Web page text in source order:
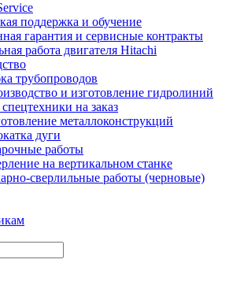
поддержка и обучение
гарантия и сервисные контракты
работа двигателя Hitachi
трубопроводов
и изготовление гидролиний
спецтехники на заказ
металлоконструкций
дуги
работы
на вертикальном станке
сверлильные работы (черновые)